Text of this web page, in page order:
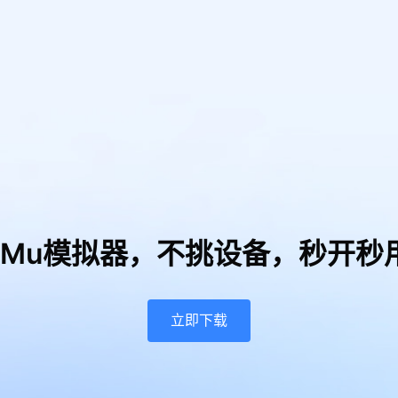
模拟器， 不挑设备，秒开秒
立即下载